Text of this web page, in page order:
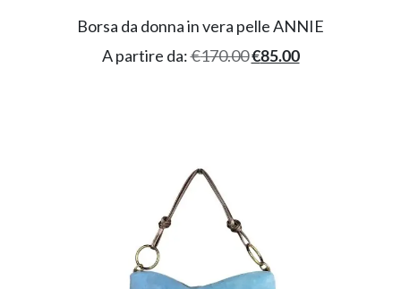
Borsa da donna in vera pelle ANNIE
A partire da:€170.00€85.00